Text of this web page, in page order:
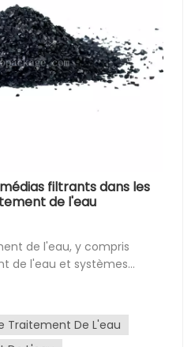
filtrants dans les
de l'eau
de l'eau, y compris
de l'eau et systèmes
les contaminants de l'eau,
divers usages. Avec le
utilisés (comme le
Traitement De L'eau